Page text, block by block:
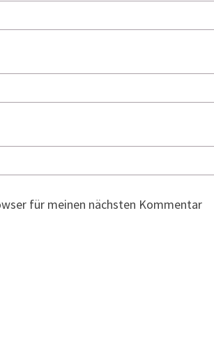
für meinen nächsten Kommentar